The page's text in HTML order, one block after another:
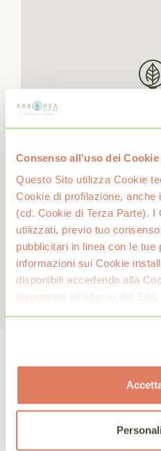
Consenso all'uso dei Cookie
Questo Sito utilizza Cookie
Cookie di profilazione,
(cd. Cookie di Terza Parte). I
utilizzati, previo tuo
pubblicitari in linea con le tue
informazioni sui Cookie
disponibili accedendo alla
disponibile all’interno del Sito.
6
9